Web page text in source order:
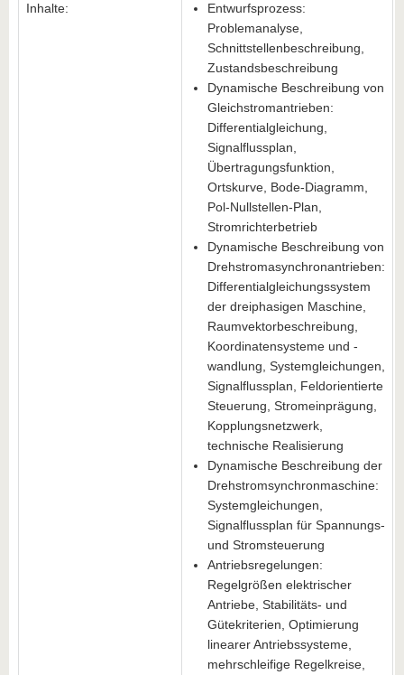
Inhalte:
Entwurfsprozess:
Problemanalyse,
Schnittstellenbeschreibung,
Zustandsbeschreibung
Dynamische Beschreibung von
Gleichstromantrieben:
Differentialgleichung,
Signalflussplan,
Übertragungsfunktion,
Ortskurve, Bode-Diagramm,
Pol-Nullstellen-Plan,
Stromrichterbetrieb
Dynamische Beschreibung von
Drehstromasynchronantrieben:
Differentialgleichungssystem
der dreiphasigen Maschine,
Raumvektorbeschreibung,
Koordinatensysteme und -
wandlung, Systemgleichungen,
Signalflussplan, Feldorientierte
Steuerung, Stromeinprägung,
Kopplungsnetzwerk,
technische Realisierung
Dynamische Beschreibung der
Drehstromsynchronmaschine:
Systemgleichungen,
Signalflussplan für Spannungs-
und Stromsteuerung
Antriebsregelungen:
Regelgrößen elektrischer
Antriebe, Stabilitäts- und
Gütekriterien, Optimierung
linearer Antriebssysteme,
mehrschleifige Regelkreise,